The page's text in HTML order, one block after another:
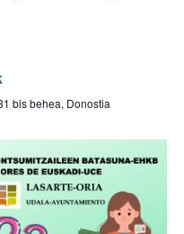
bis behea, Donostia